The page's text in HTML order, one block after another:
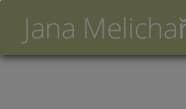
Jana